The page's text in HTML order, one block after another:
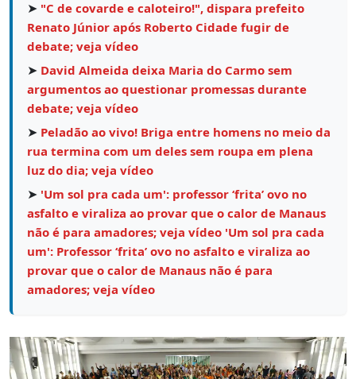
➤ "C de covarde e caloteiro!", dispara prefeito
Renato Júnior após Roberto Cidade fugir de
debate; veja vídeo
➤ David Almeida deixa Maria do Carmo sem
argumentos ao questionar promessas durante
debate; veja vídeo
➤ Peladão ao vivo! Briga entre homens no meio da
rua termina com um deles sem roupa em plena
luz do dia; veja vídeo
➤ 'Um sol pra cada um': professor ‘frita’ ovo no
asfalto e viraliza ao provar que o calor de Manaus
não é para amadores; veja vídeo 'Um sol pra cada
um': Professor ‘frita’ ovo no asfalto e viraliza ao
provar que o calor de Manaus não é para
amadores; veja vídeo